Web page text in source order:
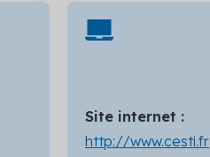
Site internet :
http://www.cesti.fr